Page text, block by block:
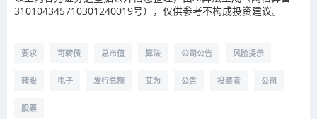
310104345710301240019号），仅供参考不构成投资建议。
要求 可转债 总市值 算法 公司公告 风险提示
转股 电子 发行总额 艾为 公告 投资者 公司
股票